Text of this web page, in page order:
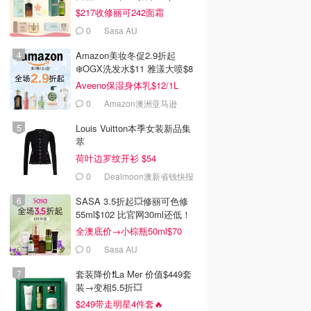
$217收修丽可242面霜
0 Sasa AU
Amazon美妆冬促2.9折起
❄️OGX洗发水$11 雅漾大喷$8
Aveeno保湿身体乳$12/1L
0 Amazon澳洲亚马逊
Louis Vuitton本季女装新品集
萃
荷叶边罗纹开衫 $54
0 Dealmoon澳新省钱快报
SASA 3.5折起💥修丽可色修
55ml$102 比官网30ml还低！
全澳底价→小棕瓶50ml$70
0 Sasa AU
套装降价❗️La Mer 价值$449套
装→变相5.5折💥
$249带走明星4件套🔥